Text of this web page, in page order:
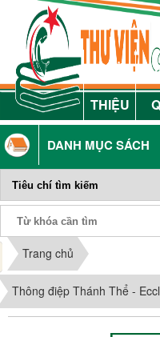
GIỚI
THIỆU
DANH MỤC SÁCH
Trang chủ
Thông điệp Thánh Thể -